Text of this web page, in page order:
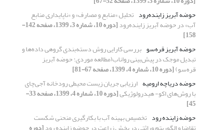
حوضه آبریز زاینده‌رود تحلیل «منابع و مصارف» و «ناپایداری منابع
آب» در حوضه آبریز زاینده‌رود [دوره 10، شماره 3، 1399، صفحه 142-
158]
حوضه آبریز قره‌سو بررسی کارایی روش دسته‌بندی گروهی داده‌ها و
تبدیل موجک در پیش‌بینی رواناب(مطالعه موردی: حوضه آبریز
قره‌سو)[دوره 10، شماره 4، 1399، صفحه 67-81]
حوضه دریاچه ارومیه ارزیابی جریان زیست محیطی رودخانه آجی‌چای
با روش‌های اکو- هیدرولوژیکی [دوره 10، شماره 4، 1399، صفحه 33-
45]
حوضه زاینده رود تخصیص بهینه آب با بکارگیری منحنی شکست